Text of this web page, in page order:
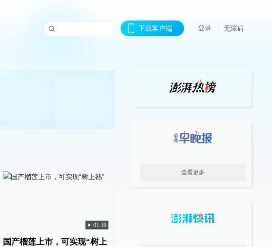
下载客户端 登录 无障碍
01:39
国产榴莲上市，可实现“树上
查看更多